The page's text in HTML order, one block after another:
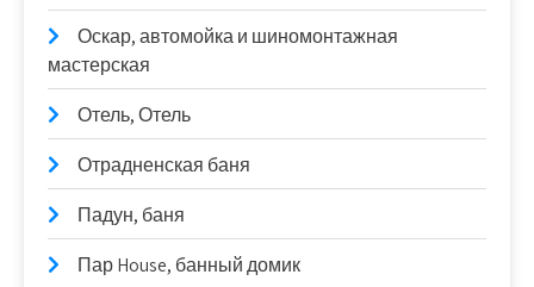
Оскар, автомойка и шиномонтажная
мастерская
Отель, Отель
Отрадненская баня
Падун, баня
Пар House, банный домик